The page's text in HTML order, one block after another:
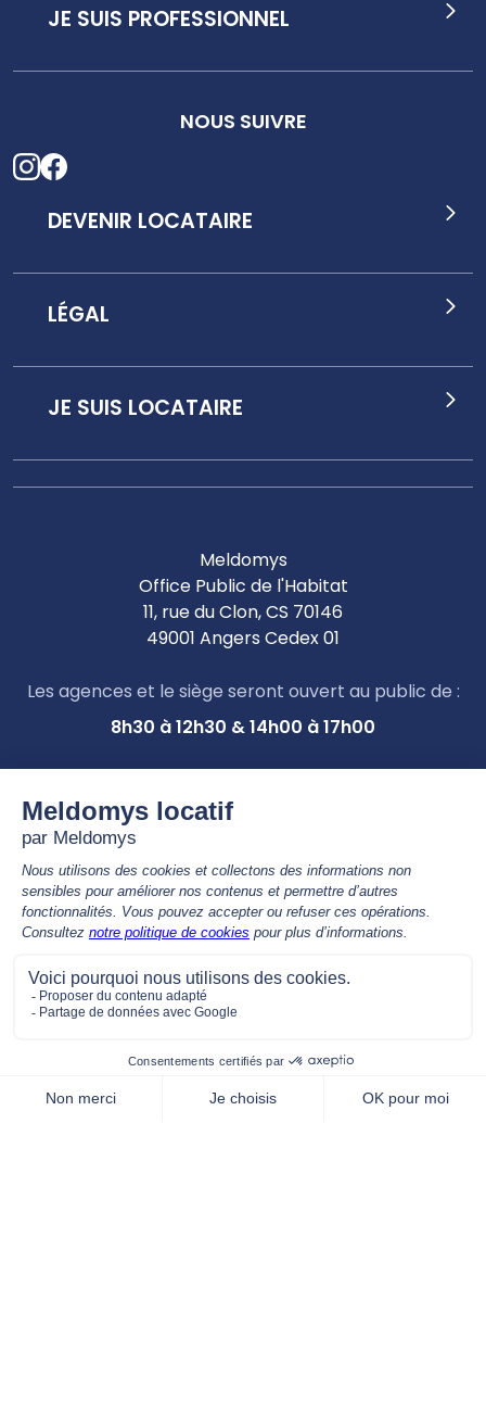
Meldomys
Office Public de l'Habitat
11, rue du Clon, CS 70146
49001 Angers Cedex 01
Les agences et le siège seront ouvert au public de :
8h30 à 12h30 & 14h00 à 17h00
02 41 81 68 00
APPEL GRATUIT, de 9h00 à 12h30 & 14h00 à 17h00
Nous contacter par mail
JE SUIS LOCATAIRE
DEVENIR LOCATAIRE
LÉGAL
JE SUIS PROFESSIONNEL
NOUS SUIVRE